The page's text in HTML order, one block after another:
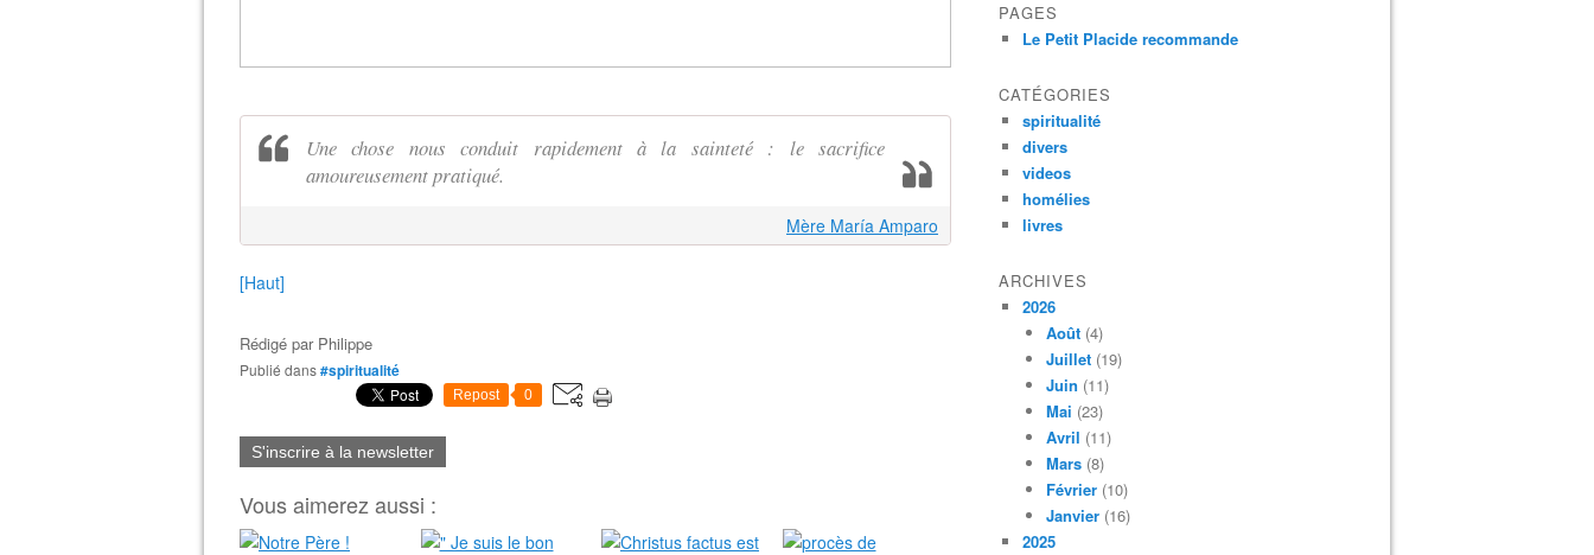
Une chose nous conduit rapidement à la sainteté : le sacrifice
amoureusement pratiqué.
Mère María Amparo
[Haut]
Rédigé par Philippe
Publié dans#spiritualité
Repost 0
S'inscrire à la newsletter
Vous aimerez aussi :
PAGES
Le Petit Placide recommande
CATÉGORIES
spiritualité
divers
videos
homélies
livres
ARCHIVES
2026
Août (4)
Juillet (19)
Juin (11)
Mai (23)
Avril (11)
Mars (8)
Février (10)
Janvier (16)
2025